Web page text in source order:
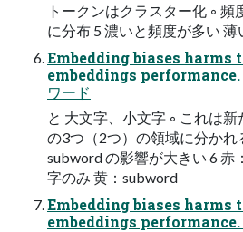
トークンはクラスター化 ◦
に分布 5 濃いと頻度が多い
Embedding biases harms
embeddings performance.
ワード
と 大文字、小文字 ◦ これは
の3つ（2つ）の領域に分かれ
subword の影響が大きい 6 赤
字のみ 黄：subword
Embedding biases harms
embeddings